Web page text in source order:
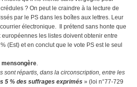
? On peut le craindre à la lecture de
par le PS dans les boîtes aux lettres. Leur
électronique. Il prétend sans honte que
les listes doivent obtenir entre
(Est) et en conclut que le vote PS est le seul
.
sont répartis, dans la circonscription, entre les
5 % des suffrages exprimés » (loi n°77-729